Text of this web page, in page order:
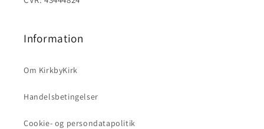
Information
Om KirkbyKirk
Handelsbetingelser
Cookie- og persondatapolitik